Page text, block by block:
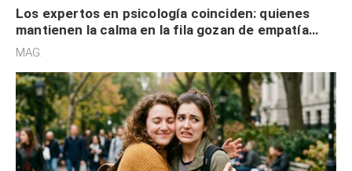
Los expertos en psicología coinciden: quienes
mantienen la calma en la fila gozan de empatía
cognitiva, gratitud y no solo tienen autocontrol
MAG.